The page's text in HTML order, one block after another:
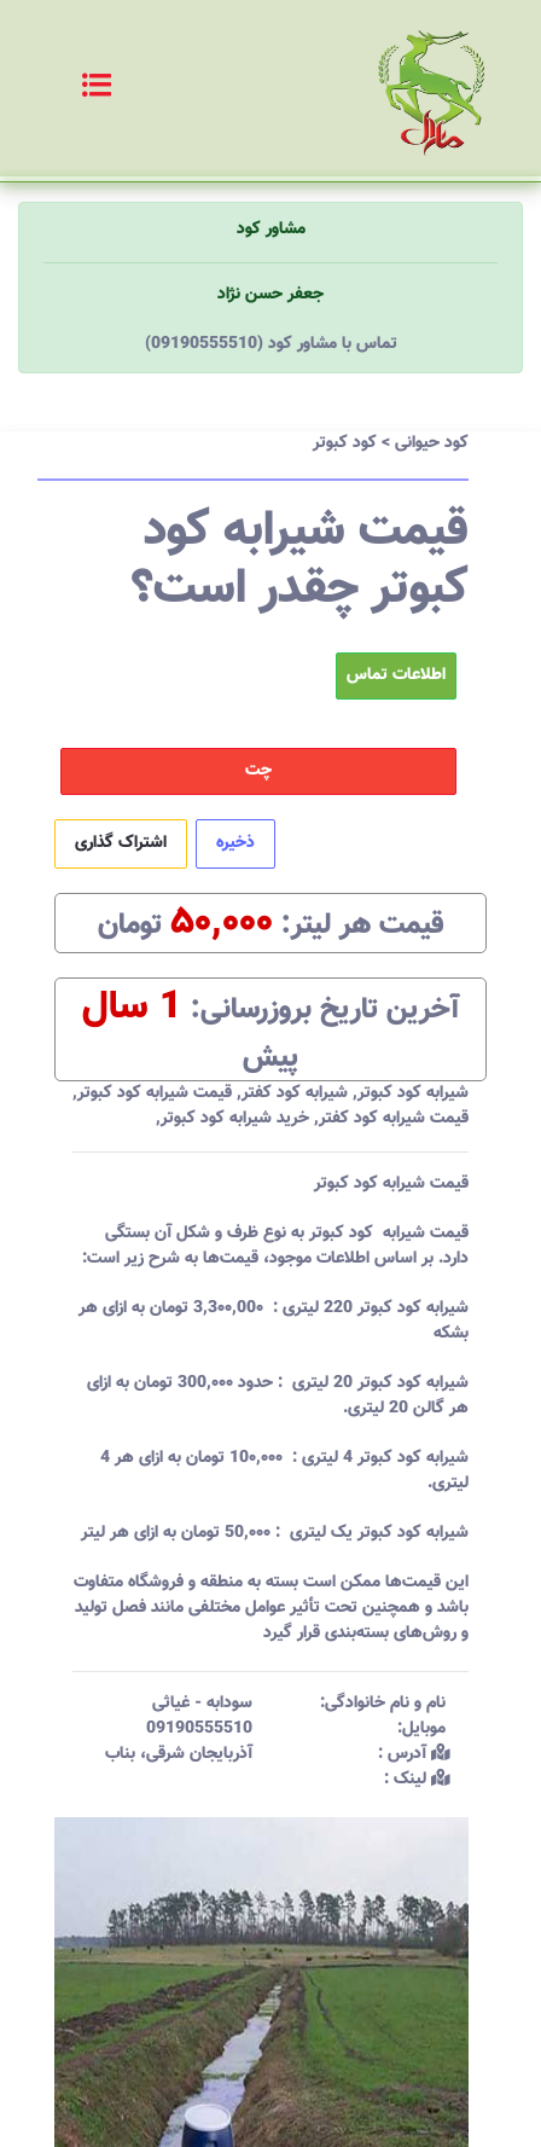
مشاور کود
جعفر حسن نژاد
(09190555510) تماس با مشاور کود
کود حیوانی>کود کبوتر
قیمت شیرابه کود
کبوتر چقدر است؟
اطلاعات تماس
چت
ذخیره اشتراک گذاری
قیمت هرلیتر:‌ ۵۰,۰۰۰تومان
آخرین تاریخ بروزرسانی:‌ 1 سال
پیش
شیرابه کود کبوتر,شیرابه کود کفتر,قیمت شیرابه کود کبوتر,
قیمت شیرابه کود کفتر,خرید شیرابه کود کبوتر,
قیمت شیرابه کود کبوتر
قیمت شیرابه کود کبوتر به نوع ظرف و شکل آن بستگی
دارد. بر اساس اطلاعات موجود، قیمت‌ها به شرح زیر است:
شیرابه کود کبوتر 220 لیتری
: 3,3۰۰,00۰ تومان
به ازای هر
بشکه
شیرابه کود کبوتر 20 لیتری
: حدود300,۰۰۰ تومان
به ازای
هر گالن 20 لیتری.
شیرابه کود کبوتر 4 لیتری
: 10۰,۰۰۰ تومان
به ازای هر 4
لیتری.
شیرابه کود کبوتر یک لیتری : 50,۰۰۰ تومان
به ازای هر لیتر
این قیمت‌ها ممکن است بسته به منطقه و فروشگاه متفاوت
باشد و همچنین تحت تأثیر عوامل مختلفی مانند فصل تولید
و روش‌های بسته‌بندی قرار گیرد
نام و نام خانوادگی:‌ سودابه - غیاثی
موبایل:‌
09190555510
آدرس :‌
آذربایجان شرقی، بناب
لینک :‌